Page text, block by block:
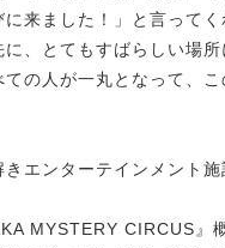
来ました！」と言って
、とてもすばらしい場所
の人が一丸となって、
エンターテインメント施
MYSTERY CIRCUS』